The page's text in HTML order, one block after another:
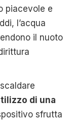
piacevole e
l’acqua
il nuoto
di una
sfrutta